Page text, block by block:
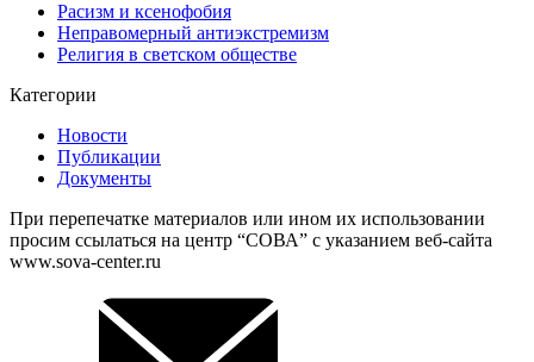
Расизм и ксенофобия
Неправомерный антиэкстремизм
Религия в светском обществе
Категории
Новости
Публикации
Документы
При перепечатке материалов или ином их использовании
просим ссылаться на центр “СОВА” с указанием веб-сайта
www.sova-center.ru